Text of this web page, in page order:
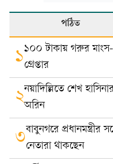
পঠিত
১১০০ টাকায় গরুর মাংস-
গ্রেপ্তার
২নয়াদিল্লিতে শেখ
অরিন
৩বাবুনগরে প্রধানমন্ত্রীর
নেতারা থাকছেন